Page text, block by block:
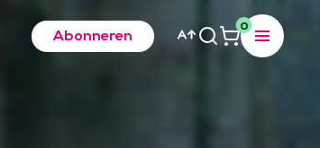
Abonneren
0